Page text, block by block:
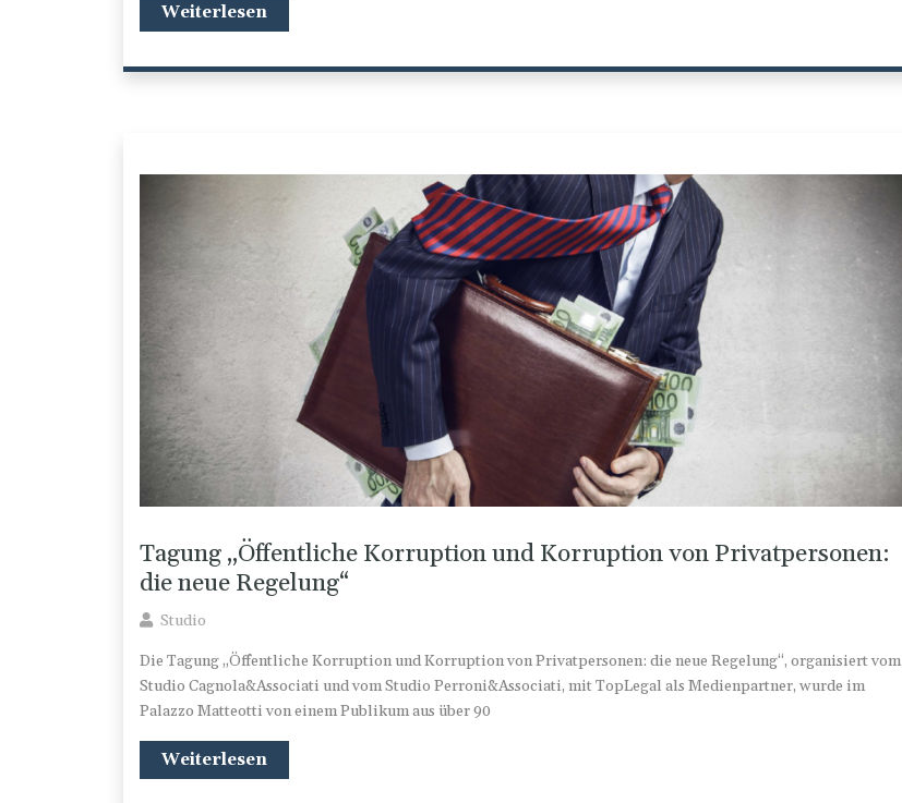
Weiterlesen
Tagung „Öffentliche Korruption und Korruption von Privatpersonen:
die neue Regelung“
Studio
Die Tagung „Öffentliche Korruption und Korruption von Privatpersonen: die neue Regelung“, organisiert vom
Studio Cagnola&Associati und vom Studio Perroni&Associati, mit TopLegal als Medienpartner, wurde im
Palazzo Matteotti von einem Publikum aus über 90
Weiterlesen